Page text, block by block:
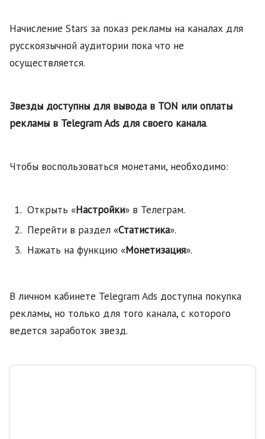
Начисление Stars за показ рекламы на каналах для
русскоязычной аудитории пока что не
осуществляется.
Звезды доступны для вывода в TON или оплаты
рекламы в Telegram Ads для своего канала.
Чтобы воспользоваться монетами, необходимо:
Открыть «Настройки» в Телеграм.
Перейти в раздел «Статистика».
Нажать на функцию «Монетизация».
В личном кабинете Telegram Ads доступна покупка
рекламы, но только для того канала, с которого
ведется заработок звезд.